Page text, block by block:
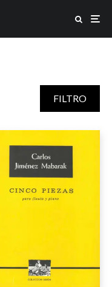
por popularidad
FILTRO